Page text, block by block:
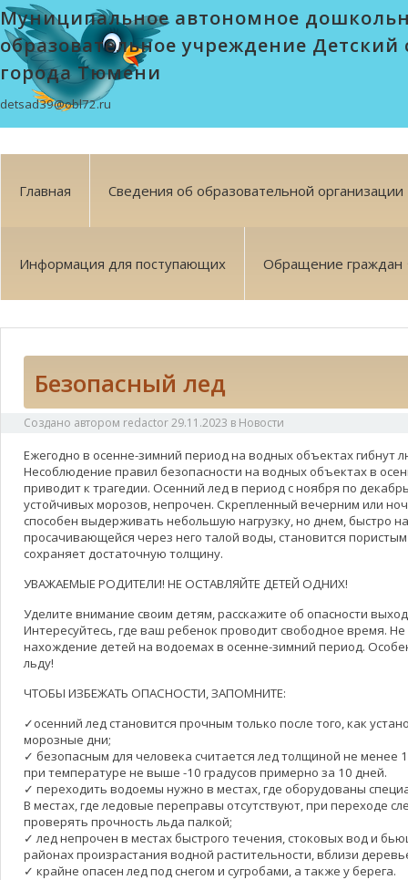
Муниципальное автономное
образовательное учреждение Детский
города Тюмени
detsad39@obl72.ru
Главная Сведения об образовательной организации
Информация для поступающих Обращение граждан
Безопасный лед
Создано автором redactor29.11.2023 в Новости
Ежегодно в осенне-зимний период на водных объектах гибнут
Несоблюдение правил безопасности на водных объектах в
приводит к трагедии. Осенний лед в период с ноября по
устойчивых морозов, непрочен. Скрепленный вечерним или
способен выдерживать небольшую нагрузку, но днем, быстро
просачивающейся через него талой воды, становится
сохраняет достаточную толщину.
УВАЖАЕМЫЕ РОДИТЕЛИ! НЕ ОСТАВЛЯЙТЕ ДЕТЕЙ ОДНИХ!
Уделите внимание своим детям, расскажите об опасности
Интересуйтесь, где ваш ребенок проводит свободное время.
нахождение детей на водоемах в осенне-зимний период.
льду!
ЧТОБЫ ИЗБЕЖАТЬ ОПАСНОСТИ, ЗАПОМНИТЕ:
✓осенний лед становится прочным только после того, как
морозные дни;
✓ безопасным для человека считается лед толщиной не менее
при температуре не выше -10 градусов примерно за 10 дней.
✓ переходить водоемы нужно в местах, где оборудованы
В местах, где ледовые переправы отсутствуют, при переходе
проверять прочность льда палкой;
✓ лед непрочен в местах быстрого течения, стоковых вод и
районах произрастания водной растительности, вблизи
✓ крайне опасен лед под снегом и сугробами, а также у берега.